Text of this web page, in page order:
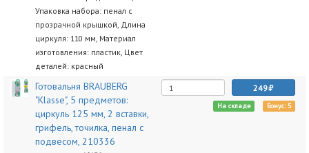
Упаковка набора: пенал с
прозрачной крышкой, Длина
циркуля: 110 мм, Материал
изготовления: пластик, Цвет
деталей: красный
Готовальня BRAUBERG
"Klasse", 5 предметов:
циркуль 125 мм, 2 вставки,
грифель, точилка, пенал с
подвесом, 210336
249
На складе Бонус: 5